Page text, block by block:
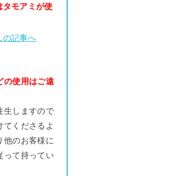
タモアミが使
の記事へ
の使用はご遠
生しますので
てくださるよ
他のお客様に
って持ってい